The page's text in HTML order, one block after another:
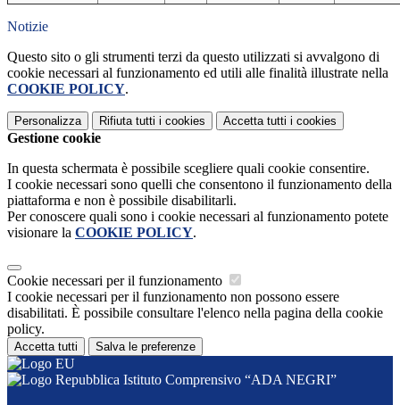
Notizie
Questo sito o gli strumenti terzi da questo utilizzati si avvalgono di
cookie necessari al funzionamento ed utili alle finalità illustrate nella
COOKIE POLICY.
Personalizza Rifiuta tutti i cookies Accetta tutti i cookies
Gestione cookie
In questa schermata è possibile scegliere quali cookie consentire.
I cookie necessari sono quelli che consentono il funzionamento della
piattaforma e non è possibile disabilitarli.
Per conoscere quali sono i cookie necessari al funzionamento potete
visionare la COOKIE POLICY.
Cookie necessari per il funzionamento
I cookie necessari per il funzionamento non possono essere
disabilitati. È possibile consultare l'elenco nella pagina della cookie
policy.
Accetta tutti Salva le preferenze
Istituto Comprensivo “ADA NEGRI”